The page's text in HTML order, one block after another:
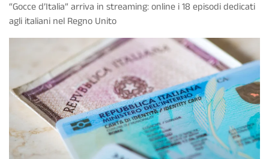
“Gocce d’Italia” arriva in streaming: online i 18 episodi dedicati
agli italiani nel Regno Unito